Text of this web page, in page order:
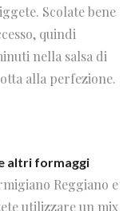
Scolate bene
quindi
nella salsa di
alla perfezione.
altri formaggi
Reggiano e
utilizzare un mix